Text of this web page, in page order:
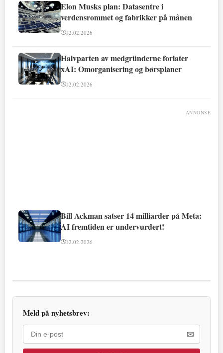
Elon Musks plan: Datasentre i
verdensrommet og fabrikker på månen
12.02.2026
Halvparten av medgründerne forlater
xAI: Omorganisering og børsplaner
12.02.2026
ANNONSE
Bill Ackman satser 14 milliarder på Meta:
AI fremtiden er undervurdert!
12.02.2026
Meld på nyhetsbrev:
✉